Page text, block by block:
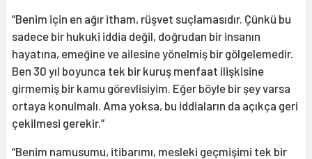
“Benim için en ağır itham, rüşvet suçlamasıdır. Çünkü bu
sadece bir hukuki iddia değil, doğrudan bir insanın
hayatına, emeğine ve ailesine yönelmiş bir gölgelemedir.
Ben 30 yıl boyunca tek bir kuruş menfaat ilişkisine
girmemiş bir kamu görevlisiyim. Eğer böyle bir şey varsa
ortaya konulmalı. Ama yoksa, bu iddiaların da açıkça geri
çekilmesi gerekir.”
“Benim namusumu, itibarımı, mesleki geçmişimi tek bir